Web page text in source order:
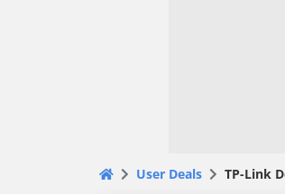
User Deals TP-Link